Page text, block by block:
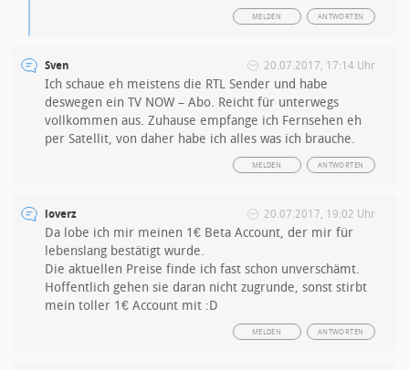
ANTWORTEN
MELDEN
Sven 20.07.2017, 17:14 Uhr
Ich schaue eh meistens die RTL Sender und habe
deswegen ein TV NOW – Abo. Reicht für unterwegs
vollkommen aus. Zuhause empfange ich Fernsehen eh
per Satellit, von daher habe ich alles was ich brauche.
ANTWORTEN
MELDEN
loverz 20.07.2017, 19:02 Uhr
Da lobe ich mir meinen 1€ Beta Account, der mir für
lebenslang bestätigt wurde.
Die aktuellen Preise finde ich fast schon unverschämt.
Hoffentlich gehen sie daran nicht zugrunde, sonst stirbt
mein toller 1€ Account mit :D
ANTWORTEN
MELDEN